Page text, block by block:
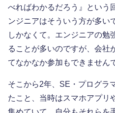
べればわかるだろう』という
ンジニアはそういう方が多い
しかなくて。エンジニアの勉
ることが多いのですが、会社
てなかなか参加もできません
そこから2年、SE・プログラ
たこと、当時はスマホアプリ